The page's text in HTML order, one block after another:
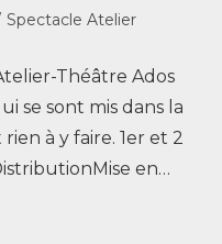
Spectacle Atelier
Théâtre Ados
se sont mis dans la
à y faire. 1er et 2
en…